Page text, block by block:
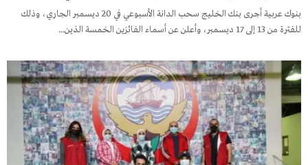
بنوك عربية أجرى بنك الخليج سحب الدانة الأسبوعي في 20 ديسمبر الجاري، وذلك
للفترة من 13 إلى 17 ديسمبر، وأعلن عن أسماء الفائزين الخمسة الذين...